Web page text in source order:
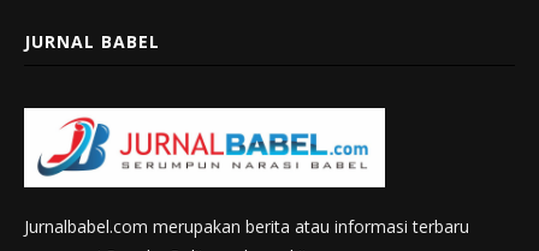
JURNAL BABEL
Jurnalbabel.com merupakan berita atau informasi terbaru